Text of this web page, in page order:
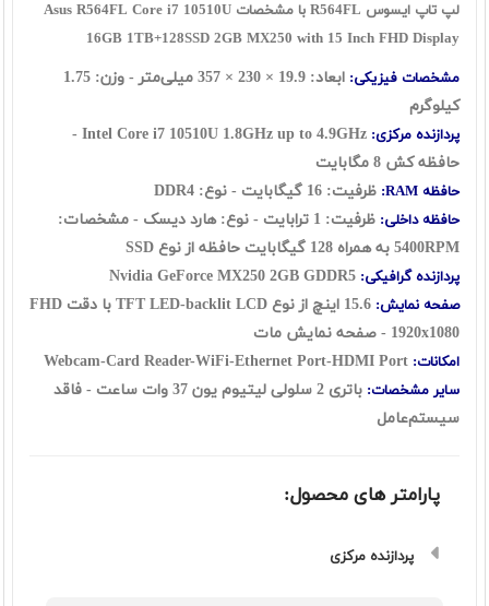
لپ تاپ ایسوس R564FL با مشخصات Asus R564FL Core i7 10510U
16GB 1TB+128SSD 2GB MX250 with 15 Inch FHD Display
مشخصات فیزیکی:
ابعاد: 19.9 × 230 × 357 میلی‌متر - وزن: 1.75
کیلوگرم
پردازنده مرکزی:
Intel Core i7 10510U 1.8GHz up to 4.9GHz -
حافظه کش 8 مگابایت
حافظه RAM: ظرفیت: 16 گيگابايت - نوع: DDR4
حافظه داخلی:
ظرفیت: 1 ترابايت - نوع: هارد ديسک - مشخصات:
5400RPM به همراه 128 گیگابایت حافظه از نوع SSD
پردازنده گرافیکی:
صفحه نمایش:
15.6 اينچ از نوع TFT LED-backlit LCD با دقت FHD
1920x1080 - صفحه نمایش مات
امکانات:
سایر مشخصات:
باتری 2 سلولی لیتیوم یون 37 وات ساعت - فاقد
سيستم‌عامل
پارامتر های محصول:
پردازنده مرکزی